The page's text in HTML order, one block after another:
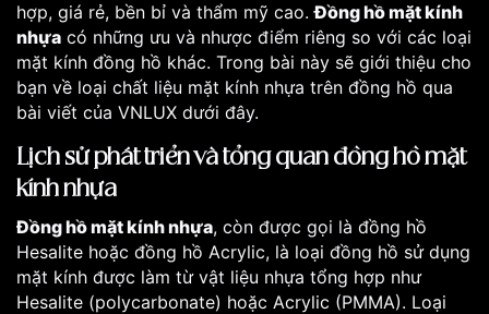
hợp, giá rẻ, bền bỉ và thẩm mỹ cao.Đồng hồ mặt kính
nhựa có những ưu và nhược điểm riêng so với các loại
mặt kính đồng hồ khác. Trong bài này sẽ giới thiệu cho
bạn về loại chất liệu mặt kính nhựa trên đồng hồ qua
bài viết của VNLUX dưới đây.
Lịch sử phát triển và tổng quan đồng hồ mặt
kính nhựa
Đồng hồ mặt kính nhựa, còn được gọi là đồng hồ
Hesalite hoặc đồng hồ Acrylic, là loại đồng hồ sử dụng
mặt kính được làm từ vật liệu nhựa tổng hợp như
Hesalite (polycarbonate) hoặc Acrylic (PMMA). Loại